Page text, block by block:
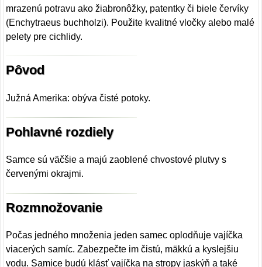
mrazenú potravu ako žiabronôžky, patentky či biele červíky
(Enchytraeus buchholzi). Použite kvalitné vločky alebo malé
pelety pre cichlidy.
Pôvod
Južná Amerika: obýva čisté potoky.
Pohlavné rozdiely
Samce sú väčšie a majú zaoblené chvostové plutvy s
červenými okrajmi.
Rozmnožovanie
Počas jedného množenia jeden samec oplodňuje vajíčka
viacerých samíc. Zabezpečte im čistú, mäkkú a kyslejšiu
vodu. Samice budú klásť vajíčka na stropy jaskýň a také